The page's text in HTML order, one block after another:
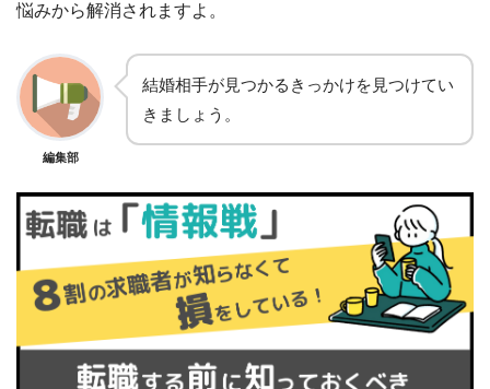
悩みから解消されますよ。
編集部
結婚相手が見つかるきっかけを見つけてい
きましょう。